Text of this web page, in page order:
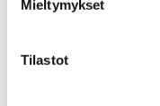
Mieltymykset
Tilastot